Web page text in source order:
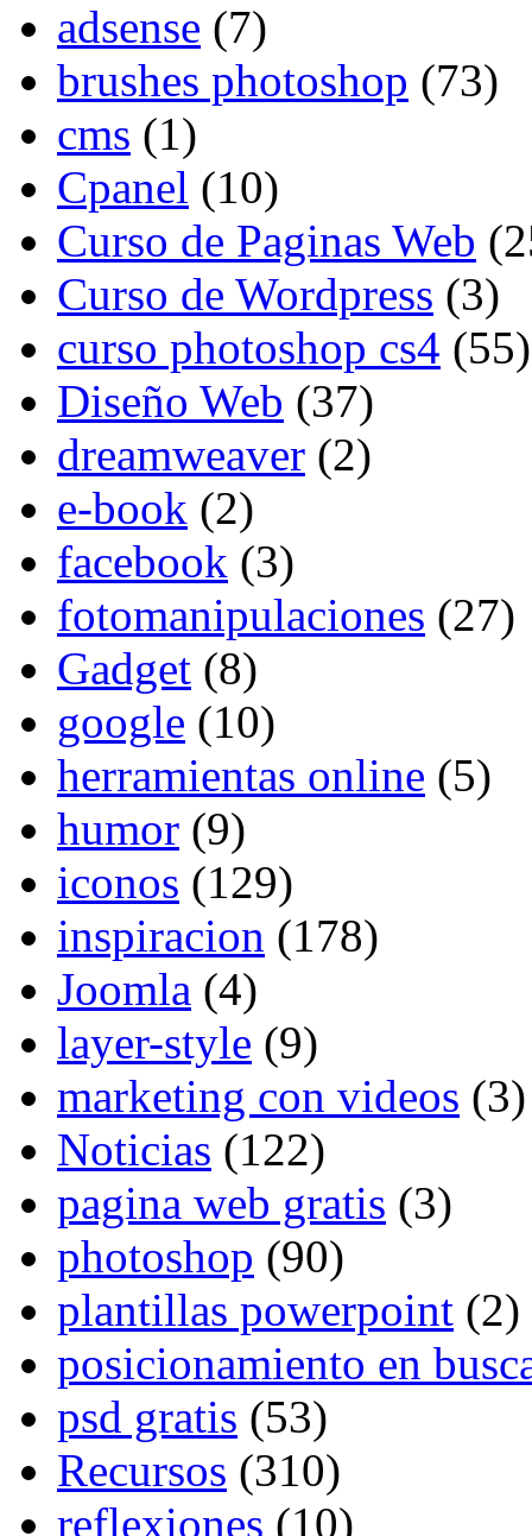
adsense (7)
brushes photoshop (73)
cms (1)
Cpanel (10)
Curso de Paginas Web
Curso de Wordpress (3)
curso photoshop cs4 (55)
Diseño Web (37)
dreamweaver (2)
e-book (2)
facebook (3)
fotomanipulaciones (27)
Gadget (8)
google (10)
herramientas online (5)
humor (9)
iconos (129)
inspiracion (178)
Joomla (4)
layer-style (9)
marketing con videos (3)
Noticias (122)
pagina web gratis (3)
photoshop (90)
plantillas powerpoint (2)
posicionamiento en
psd gratis (53)
Recursos (310)
reflexiones (10)